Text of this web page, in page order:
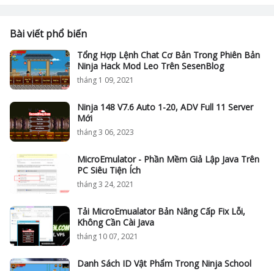
Bài viết phổ biến
Tổng Hợp Lệnh Chat Cơ Bản Trong Phiên Bản
Ninja Hack Mod Leo Trên SesenBlog
tháng 1 09, 2021
Ninja 148 V7.6 Auto 1-20, ADV Full 11 Server
Mới
tháng 3 06, 2023
MicroEmulator - Phần Mềm Giả Lập Java Trên
PC Siêu Tiện Ích
tháng 3 24, 2021
Tải MicroEmualator Bản Nâng Cấp Fix Lỗi,
Không Cần Cài Java
tháng 10 07, 2021
Danh Sách ID Vật Phẩm Trong Ninja School